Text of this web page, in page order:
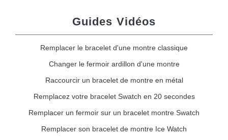
Guides Vidéos
Remplacer le bracelet d'une montre classique
Changer le fermoir ardillon d'une montre
Raccourcir un bracelet de montre en métal
Remplacez votre bracelet Swatch en 20 secondes
Remplacer un fermoir sur un bracelet montre Swatch
Remplacer son bracelet de montre Ice Watch